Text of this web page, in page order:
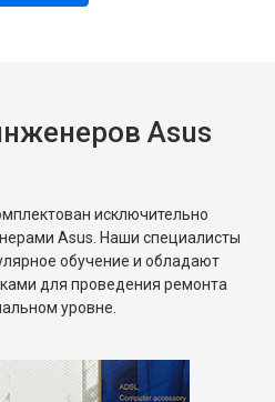
Asus
исключительно
Asus. Наши специалисты
обучение и обладают
для проведения ремонта
уровне.